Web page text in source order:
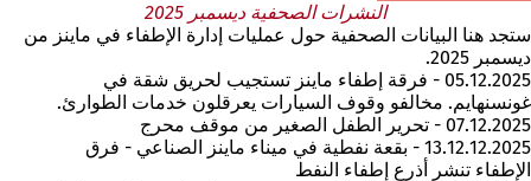
النشرات الصحفية ديسمبر 2025
ستجد هنا البيانات الصحفية حول عمليات إدارة الإطفاء في ماينز من
ديسمبر 2025.
05.12.2025 - فرقة إطفاء ماينز تستجيب لحريق شقة في
غونسنهايم. مخالفو وقوف السيارات يعرقلون خدمات الطوارئ.
07.12.2025 - تحرير الطفل الصغير من موقف محرج
13.12.12.2025 - بقعة نفطية في ميناء ماينز الصناعي - فرق
الإطفاء تنشر أذرع إطفاء النفط